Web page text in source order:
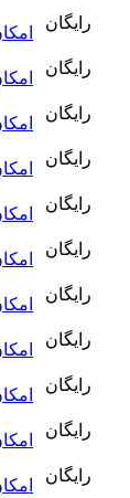
رایگان
رایگان
رایگان
رایگان
رایگان
رایگان
رایگان
رایگان
رایگان
رایگان
رایگان